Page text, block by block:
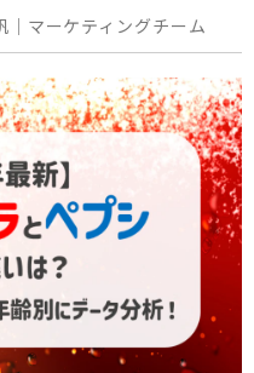
｜マーケティングチーム